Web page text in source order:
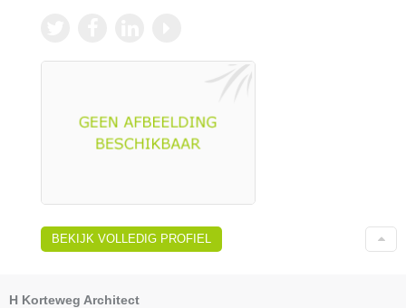
BEKIJK VOLLEDIG PROFIEL
H Korteweg Architect